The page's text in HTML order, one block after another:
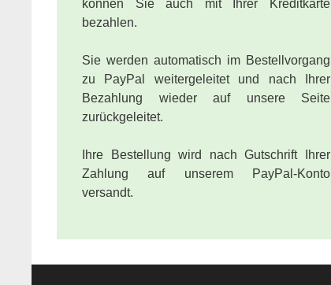
können Sie auch mit Ihrer Kreditkarte
bezahlen.
Sie werden automatisch im Bestellvorgang
zu PayPal weitergeleitet und nach Ihrer
Bezahlung wieder auf unsere Seite
zurückgeleitet.
Ihre Bestellung wird nach Gutschrift Ihrer
Zahlung auf unserem PayPal-Konto
versandt.